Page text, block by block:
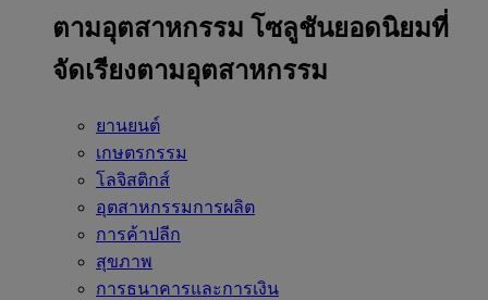
ตามอุตสาหกรรม โซลูชันยอดนิยมที่
จัดเรียงตามอุตสาหกรรม
ยานยนต์
เกษตรกรรม
โลจิสติกส์
อุตสาหกรรมการผลิต
การค้าปลีก
สุขภาพ
การธนาคารและการเงิน